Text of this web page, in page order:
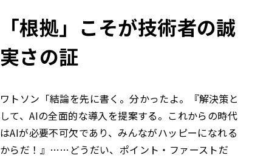
「根拠」こそが技術者の誠
実さの証
ワトソン 「結論を先に書く。分かったよ。
『解決策と
して、AIの全面的な導入を提案する。これからの時代
はAIが必要不可欠であり、みんながハッピーになれる
からだ！』……どうだい、ポイント・ファーストだ